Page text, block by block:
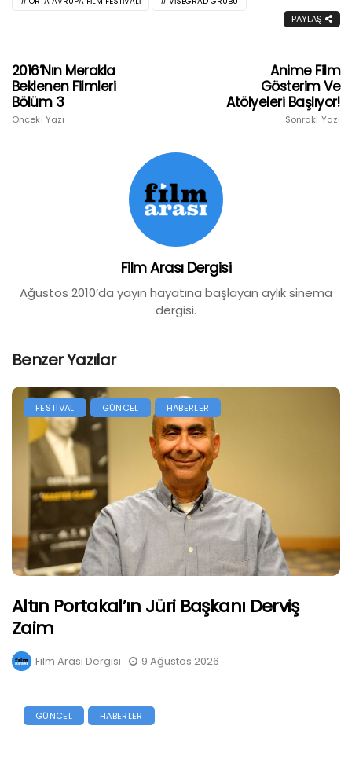
PAYLAŞ
2016’nın Merakla
Beklenen Filmleri
Bölüm 3
Önceki Yazı
Anime Film
Gösterim Ve
Atölyeleri Başlıyor!
Sonraki Yazı
Film Arası Dergisi
Ağustos 2010’da yayın hayatına başlayan aylık sinema
dergisi.
Benzer Yazılar
FESTİVAL GÜNCEL HABERLER
Altın Portakal’ın Jüri Başkanı Derviş
Zaim
Film Arası Dergisi 9 Ağustos 2026
GÜNCEL HABERLER